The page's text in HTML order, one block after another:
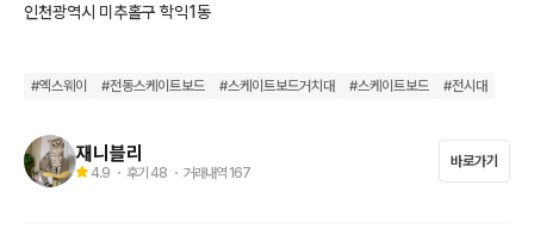
인천광역시 미추홀구 학익1동
#엑스웨이 #전동스케이트보드 #스케이트보드거치대 #스케이트보드 #전시대
재니블리
4.9 ・ 후기 48 ・ 거래내역 167
바로가기